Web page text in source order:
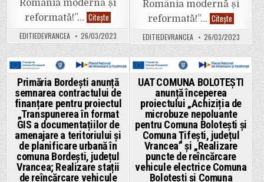
reîncărcare
vehicule
electrice,
Comuna
Bordești,
județul
Vrancea”
România modernă și
reformată!”… Citește
COMUNA
BOLOTEȘTI
anunță
începerea
proiectului
cu
titlul
„Achiziția
de
microbuze
nepoluante
pentru
Comuna
Bolotești
și
Comuna
Țifești,
județul
Vrancea”
și
„Realizare
EDITIEDEVRANCEA 26/03/2023
România modernă și
reformată!”… Citește
COMUNA
BĂLEȘTI
anunță
începerea
proiectului
serviciilor
comunei
Bălești”
EDITIEDEVRANCEA 26/03/2023
Posted
in
Primăria Bordești anunță
semnarea contractului de
finanțare pentru proiectul
„Transpunerea în format
GIS a documentațiilor de
amenajare a teritoriului și
de planificare urbană în
comuna Bordești, județul
Vrancea; Realizare stații
de reîncărcare vehicule
Posted
UAT COMUNA BOLOTEȘTI
anunță începerea
proiectului „Achiziția de
microbuze nepoluante
pentru Comuna Bolotești și
Comuna Țifești, județul
Vrancea” și „Realizare
puncte de reîncărcare
vehicule electrice Comuna
Bolotești și Comuna